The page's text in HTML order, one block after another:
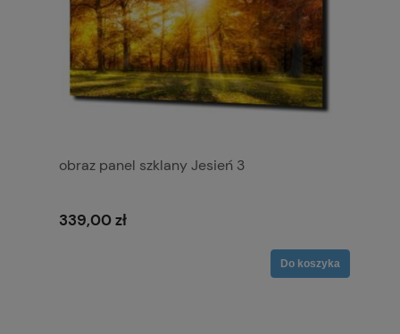
obraz panel szklany Jesień 3
339,00 zł
Do koszyka